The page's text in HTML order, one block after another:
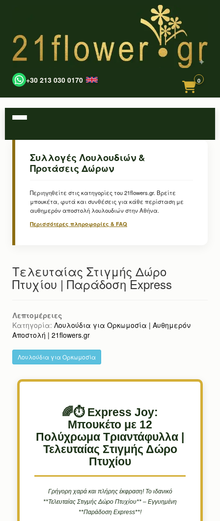
+30 213 030 0170 0
Συλλογές Λουλουδιών &
Προτάσεις Δώρων
Περιηγηθείτε στις κατηγορίες του 21flowers.gr. Βρείτε
μπουκέτα, φυτά και συνθέσεις για κάθε περίσταση με
αυθημερόν αποστολή λουλουδιών στην Αθήνα.
Περισσότερες πληροφορίες & FAQ
Τελευταίας Στιγμής Δώρο
Πτυχίου | Παράδοση Express
Λεπτομέρειες
Κατηγορία: Λουλούδια για Ορκωμοσία | Αυθημερόν
Αποστολή | 21flowers.gr
Λουλούδια για Ορκωμοσία
🌈⏱️ Express Joy:
Μπουκέτο με 12
Πολύχρωμα Τριαντάφυλλα |
Τελευταίας Στιγμής Δώρο
Πτυχίου
Γρήγορη χαρά και πλήρης έκφραση! Το ιδανικό
**Τελευταίας Στιγμής Δώρο Πτυχίου** – Εγγυημένη
**Παράδοση Express**!